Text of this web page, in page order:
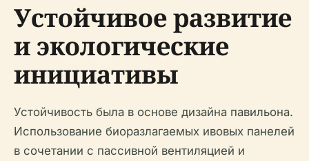
Устойчивое развитие
и экологические
инициативы
Устойчивость была в основе дизайна павильона.
Использование биоразлагаемых ивовых панелей
в сочетании с пассивной вентиляцией и